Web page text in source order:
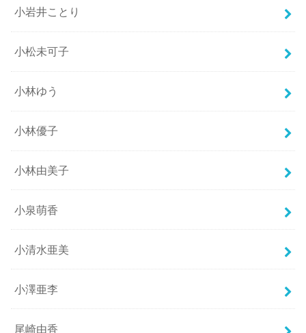
小岩井ことり
小松未可子
小林ゆう
小林優子
小林由美子
小泉萌香
小清水亜美
小澤亜李
尾崎由香